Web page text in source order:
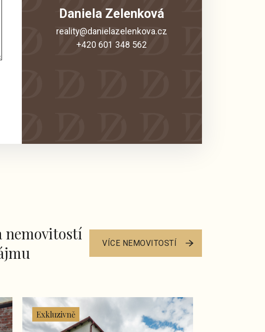
Daniela Zelenková
reality@danielazelenkova.cz
+420 601 348 562
nemovitostí
VÍCE NEMOVITOSTÍ
Exkluzivně